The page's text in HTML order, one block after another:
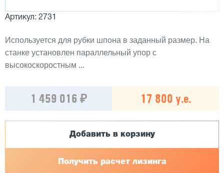
Артикул: 2731
Используется для рубки шпона в заданный размер. На
станке установлен параллельный упор с
высокоскоростным ...
1 459 016 ₽ 17 800 у.е.
Добавить в корзину
Получить расчет лизинга